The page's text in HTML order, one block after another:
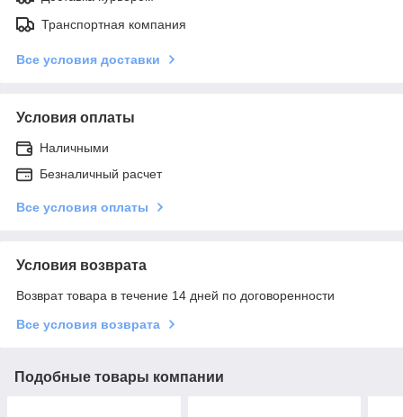
Транспортная компания
Все условия доставки
Условия оплаты
Наличными
Безналичный расчет
Все условия оплаты
Условия возврата
Возврат товара в течение 14 дней по договоренности
Все условия возврата
Подобные товары компании